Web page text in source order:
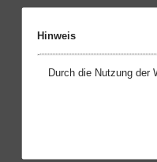
Hinweis
Durch die Nutzung der